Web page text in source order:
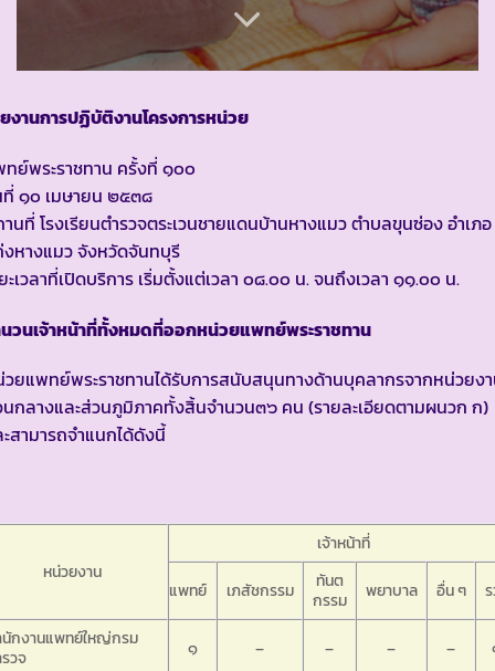
งานการปฏิบัติงานโครงการหน่วย
ย์พระราชทาน ครั้งที่ ๑๐๐
๑๐ เมษายน ๒๕๓๘
นที่ โรงเรียนตำรวจตระเวนชายแดนบ้านหางแมว ตำบลขุนซ่อง อำเภอ
หางแมว จังหวัดจันทบุรี
ะเวลาที่เปิดบริการ เริ่มตั้งแต่เวลา ๐๘.๐๐ น. จนถึงเวลา ๑๑.๐๐ น.
วนเจ้าหน้าที่ทั้งหมดที่ออกหน่วยแพทย์พระราชทาน
ยแพทย์พระราชทานได้รับการสนับสนุนทางด้านบุคลากรจากหน่วยง
กลางและส่วนภูมิภาคทั้งสิ้นจำนวน๓๖ คน (รายละเอียดตามผนวก ก)
สามารถจำแนกได้ดังนี้
หน่วยงาน
เจ้าหน้าที่
แพทย์
เภสัชกรรม
ทันต
กรรม
พยาบาล อื่น ๆ
กงานแพทย์ใหญ่กรม
วจ
๑ – – – –